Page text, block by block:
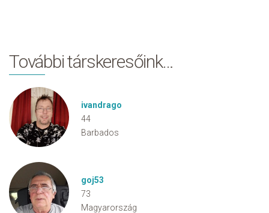
További társkeresőink…
ivandrago
44
Barbados
goj53
73
Magyarország